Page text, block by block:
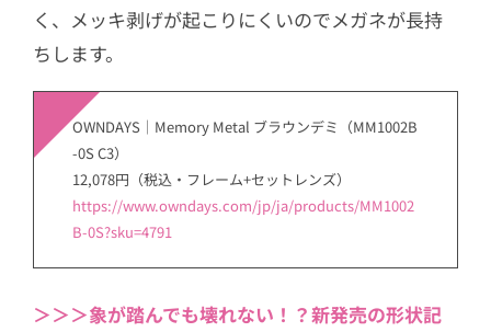
く、メッキ剥げが起こりにくいのでメガネが長持
ちします。
OWNDAYS｜Memory Metal ブラウンデミ（MM1002B
-0S C3）
12,078円（税込・フレーム+セットレンズ）
https://www.owndays.com/jp/ja/products/MM1002
B-0S?sku=4791
＞＞＞象が踏んでも壊れない！？新発売の形状記